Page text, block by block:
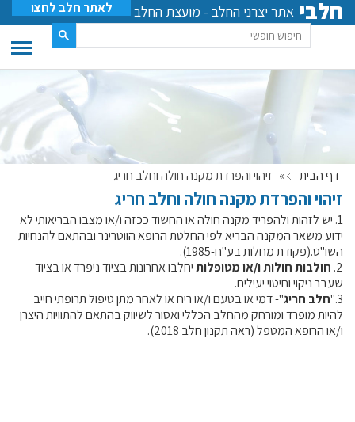
חלבי אתר יצרני החלב - מועצת החלב לאתר חלב לחצו
דף הבית » זיהוי והפרדת מקנה חולה וחלב חריג
זיהוי והפרדת מקנה חולה וחלב חריג
1. יש לזהות ולהפריד מקנה חולה או החשוד ככזה ו/או מצבו הבריאותי לא
ידוע משאר המקנה הבריא לפי החלטת הרופא הווטרינר ובהתאם להנחיות
השו"ט.(פקודת מחלות בע"ח-1985).
2. חולבות חולות ו/או מטופלותיחלבו אחרונות בציוד ניפרד או בציוד
שעבר ניקוי וחיטוי יעילים.
3." חלב חריג"- דמי או בטעם ו/או ריח או לאחר מתן טיפול תרופתי חייב
להיות מופרד ומורחק מהחלב הכללי ואסור לשיווק בהתאם להתוויות היצרן
ו/או הרופא המטפל (ראה תקנון חלב 2018).